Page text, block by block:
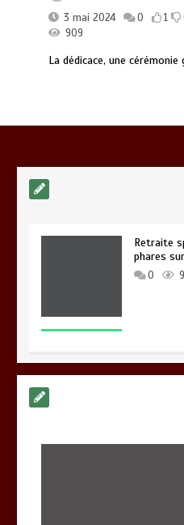
3 mai 2024
0 1
909
La dédicace, une cérémonie
0 1
Retraite
phares
0